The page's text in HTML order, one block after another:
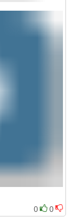
0
0